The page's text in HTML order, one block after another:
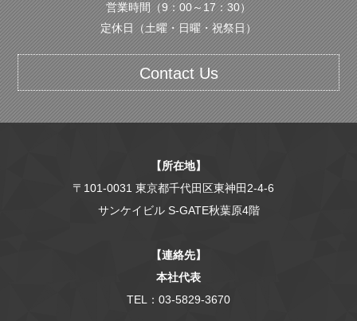
営業時間（9：00～17：30）
定休日（土曜・日曜・祝祭日）
Contact Us
【所在地】
〒101-0031 東京都千代田区東神田2-4-6
サンケイビル S-GATE秋葉原4階
【連絡先】
本社代表
TEL：03-5829-3670